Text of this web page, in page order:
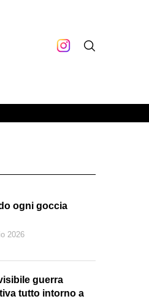
ogni goccia
2026
guerra
tutto intorno a